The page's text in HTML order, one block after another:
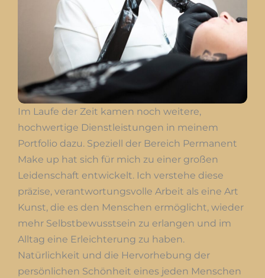
Im Laufe der Zeit kamen noch weitere,
hochwertige Dienstleistungen in meinem
Portfolio dazu. Speziell der Bereich Permanent
Make up hat sich für mich zu einer großen
Leidenschaft entwickelt. Ich verstehe diese
präzise, verantwortungsvolle Arbeit als eine Art
Kunst, die es den Menschen ermöglicht, wieder
mehr Selbstbewusstsein zu erlangen und im
Alltag eine Erleichterung zu haben.
Natürlichkeit und die Hervorhebung der
persönlichen Schönheit eines jeden Menschen